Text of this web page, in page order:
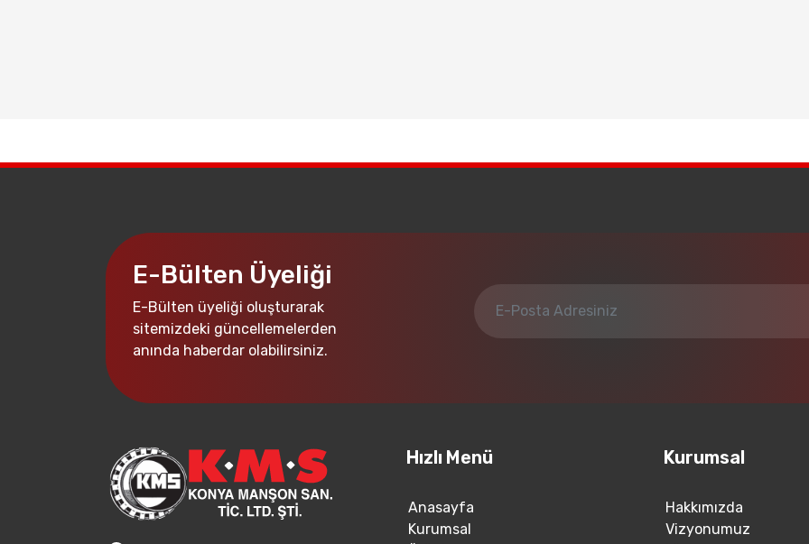
E-Bülten Üyeliği
E-Bülten üyeliği oluşturarak
sitemizdeki güncellemelerden
anında haberdar olabilirsiniz.
Hızlı Menü
Anasayfa
Kurumsal
Kurumsal
Hakkımızda
Vizyonumuz